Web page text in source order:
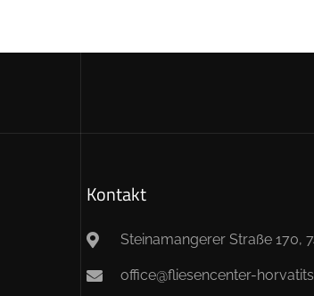
Kontakt
Steinamangerer Straße 170,
office@fliesencenter-